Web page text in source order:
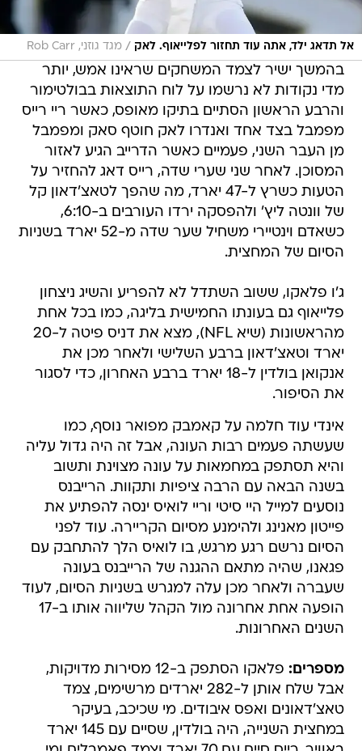
אל תדאג ילד, אתה עוד תחזור לפלייאוף. לאק / מגד גוזני, Rob Carr
בהמשך ישיר לצמד המשחקים שראינו אמש, יותר
מדי נקודות לא נרשמו על לוח התוצאות בבולטימור
והרבע הראשון הסתיים בתיקו מאופס, כאשר ריי רייס
מפמבל בצד אחד ואנדרו לאק חוטף סאק ומפמבל
מן העבר השני, פעמיים כאשר הדרייב הגיע לאזור
המסוכן. לאחר שני שערי שדה, רייס דאג להחזיר על
הטעות כשרץ ל-47 יארד, מה שהפך לטאצ'דאון קל
של וונטה ליץ' ולהפסקה ירדו העורבים ב-6:10,
כשאדם וינטיירי משחיל שער שדה מ-52 יארד בשניות
הסיום של המחצית.
ג'ו פלאקו, ששוב השתדל לא להפריע והשיג ניצחון
פלייאוף גם בעונתו החמישית בליגה, כמו בכל אחת
מהראשונות (שיא NFL), מצא את דניס פיטה ל-20
יארד וטאצ'דאון ברבע השלישי ולאחר מכן את
אנקואן בולדין ל-18 יארד ברבע האחרון, כדי לסגור
את הסיפור.
אינדי עוד חלמה על קאמבק מפואר נוסף, כמו
שעשתה פעמים רבות העונה, אבל זה היה גדול עליה
והיא תסתפק במחמאות על עונה מצוינת ותשוב
בשנה הבאה עם הרבה ציפיות ותקוות. הרייבנס
נוסעים למייל היי סיטי וריי לואיס ינסה להפתיע את
פייטון מאנינג ולהימנע מסיום הקריירה. עוד לפני
הסיום נרשם רגע מרגש, בו לואיס הלך להתחבק עם
פגאנו, שהיה מתאם ההגנה של הרייבנס בעונה
שעברה ולאחר מכן עלה למגרש בשניות הסיום, לעוד
הופעה אחת אחרונה מול הקהל שליווה אותו ב-17
השנים האחרונות.
מספרים:
פלאקו הסתפק ב-12 מסירות מדויקות,
אבל שלח אותן ל-282 יארדים מרשימים, צמד
טאצ'דאונים ואפס איבודים. מי שכיכב, בעיקר
במחצית השנייה, היה בולדין, שסיים עם 145 יארד